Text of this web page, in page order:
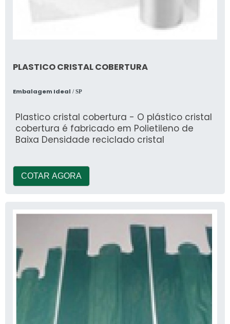
PLASTICO CRISTAL COBERTURA
Embalagem Ideal / SP
Plastico cristal cobertura - O plástico cristal
cobertura é fabricado em Polietileno de
Baixa Densidade reciclado cristal
COTAR AGORA